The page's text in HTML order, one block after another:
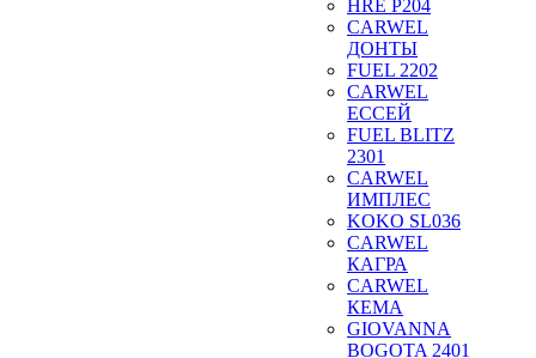
HRE P204
CARWEL
ДОНТЫ
FUEL 2202
CARWEL
ЕССЕЙ
FUEL BLITZ
2301
CARWEL
ИМПЛЕС
KOKO SL036
CARWEL
КАГРА
CARWEL
КЕМА
GIOVANNA
BOGOTA 2401